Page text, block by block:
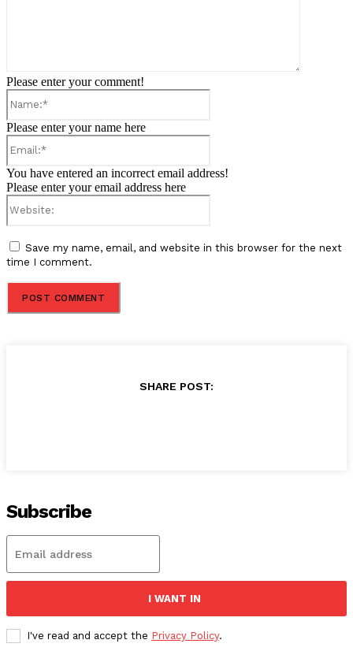
Please enter your comment!
Please enter your name here
You have entered an incorrect email address!
Please enter your email address here
Save my name, email, and website in this browser for the next
time I comment.
SHARE POST:
Subscribe
I WANT IN
I've read and accept the Privacy Policy.